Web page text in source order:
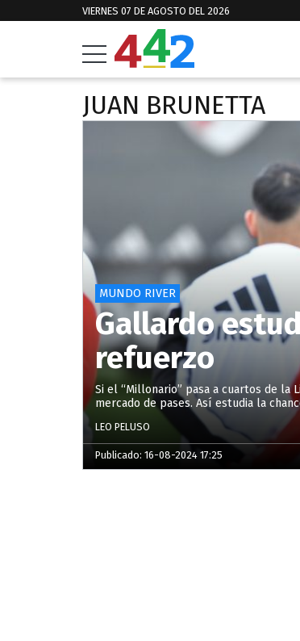
VIERNES 07 DE AGOSTO DEL 2026
JUAN BRUNETTA
MUNDO RIVER
Gallardo
refuerzo
Si el “Millonario” pasa a cuartos de la
mercado de pases. Así estudia la
LEO PELUSO
Publicado: 16-08-2024 17:25